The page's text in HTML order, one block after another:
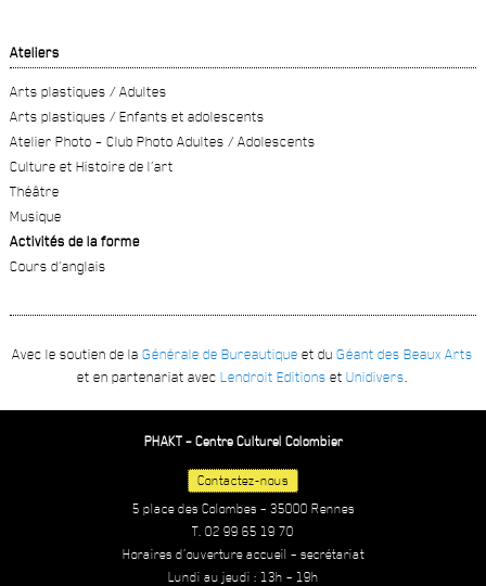
Ateliers
Arts plastiques / Adultes
Arts plastiques / Enfants et adolescents
Atelier Photo – Club Photo Adultes / Adolescents
Culture et Histoire de l’art
Théâtre
Musique
Activités de la forme
Cours d’anglais
Avec le soutien de laGénérale de Bureautique et duGéant des Beaux Arts
et en partenariat avecLendroit Editions etUnidivers
PHAKT – Centre Culturel Colombier
Contactez-nous
5 place des Colombes – 35000 Rennes
T. 02 99 65 19 70
Horaires d’ouverture accueil – secrétariat
Lundi au jeudi : 13h – 19h